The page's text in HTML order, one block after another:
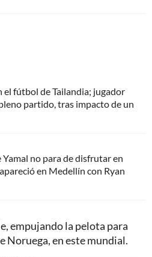
el fútbol de Tailandia; jugador
partido, tras impacto de un
Yamal no para de disfrutar en
en Medellín con Ryan
empujando la pelota para
Noruega, en este mundial.